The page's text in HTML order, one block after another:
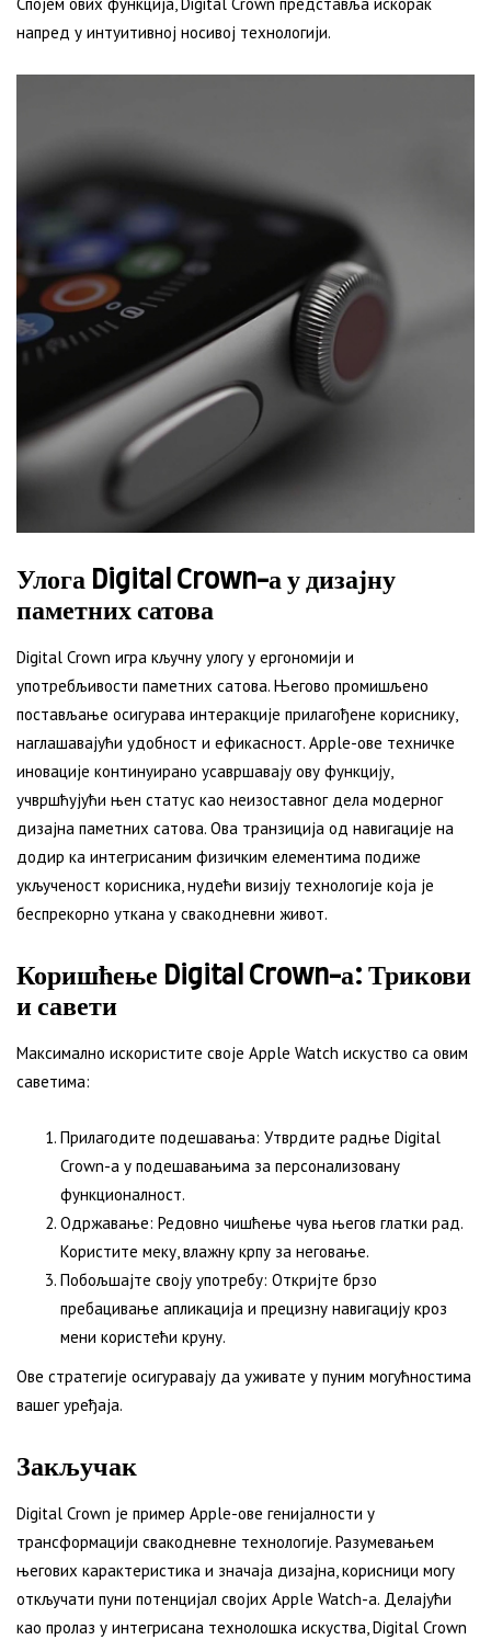
Спојем ових функција, Digital Crown представља искорак
напред у интуитивној носивој технологији.
Улога Digital Crown-а у дизајну
паметних сатова
Digital Crown игра кључну улогу у ергономији и
употребљивости паметних сатова. Његово промишљено
постављање осигурава интеракције прилагођене кориснику,
наглашавајући удобност и ефикасност. Apple-ове техничке
иновације континуирано усавршавају ову функцију,
учвршћујући њен статус као неизоставног дела модерног
дизајна паметних сатова. Ова транзиција од навигације на
додир ка интегрисаним физичким елементима подиже
укљученост корисника, нудећи визију технологије која је
беспрекорно уткана у свакодневни живот.
Коришћење Digital Crown-а: Трикови
и савети
Максимално искористите своје Apple Watch искуство са овим
саветима:
Прилагодите подешавања: Утврдите радње Digital
Crown-а у подешавањима за персонализовану
функционалност.
Одржавање: Редовно чишћење чува његов глатки рад.
Користите меку, влажну крпу за неговање.
Побољшајте своју употребу: Откријте брзо
пребацивање апликација и прецизну навигацију кроз
мени користећи круну.
Ове стратегије осигуравају да уживате у пуним могућностима
вашег уређаја.
Закључак
Digital Crown је пример Apple-ове генијалности у
трансформацији свакодневне технологије. Разумевањем
његових карактеристика и значаја дизајна, корисници могу
откључати пуни потенцијал својих Apple Watch-а. Делајући
као пролаз у интегрисана технолошка искуства, Digital Crown